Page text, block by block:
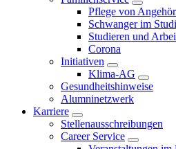
Pflege von
Schwanger im
Studieren und
Corona
Initiativen
Klima-AG
Gesundheitshinweise
Alumninetzwerk
Karriere
Stellenausschreibungen
Career Service